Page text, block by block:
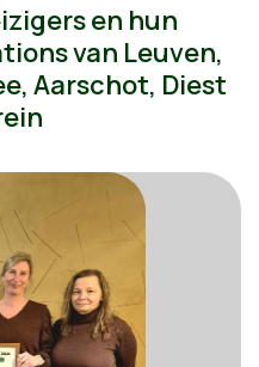
en hun
van Leuven,
Aarschot, Diest